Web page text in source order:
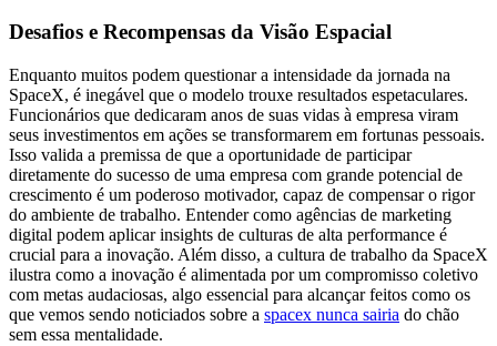
Desafios e Recompensas da Visão Espacial
Enquanto muitos podem questionar a intensidade da jornada na
SpaceX, é inegável que o modelo trouxe resultados espetaculares.
Funcionários que dedicaram anos de suas vidas à empresa viram
seus investimentos em ações se transformarem em fortunas pessoais.
Isso valida a premissa de que a oportunidade de participar
diretamente do sucesso de uma empresa com grande potencial de
crescimento é um poderoso motivador, capaz de compensar o rigor
do ambiente de trabalho. Entender como agências de marketing
digital podem aplicar insights de culturas de alta performance é
crucial para a inovação. Além disso, a cultura de trabalho da SpaceX
ilustra como a inovação é alimentada por um compromisso coletivo
com metas audaciosas, algo essencial para alcançar feitos como os
que vemos sendo noticiados sobre a spacex nunca sairia do chão
sem essa mentalidade.